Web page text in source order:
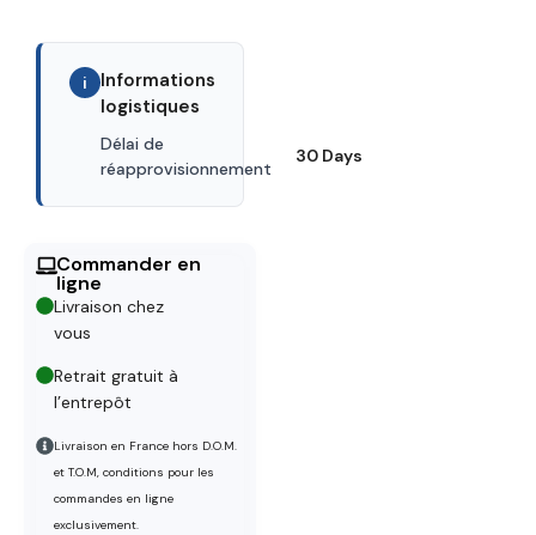
i
Informations
logistiques
Délai de
réapprovisionnement
30 Days
Commander en
ligne
Livraison chez
vous
Retrait gratuit à
l’entrepôt
Livraison en France hors D.O.M.
et T.O.M, conditions pour les
commandes en ligne
exclusivement.